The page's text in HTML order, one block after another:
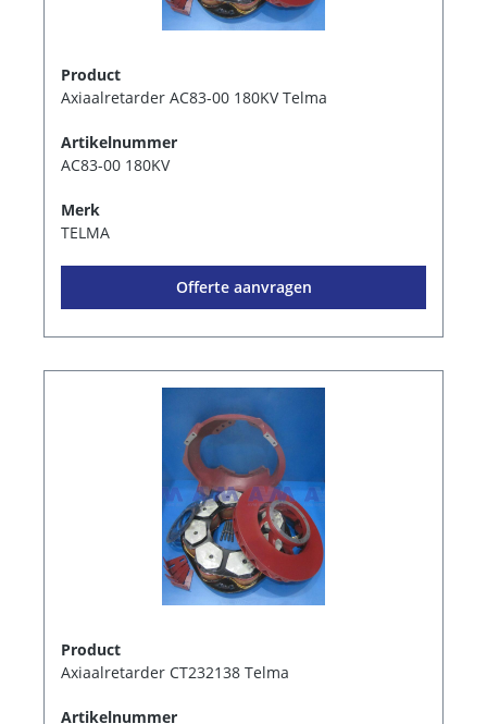
Product
Axiaalretarder AC83-00 180KV Telma
Artikelnummer
AC83-00 180KV
Merk
TELMA
Offerte aanvragen
Product
Axiaalretarder CT232138 Telma
Artikelnummer